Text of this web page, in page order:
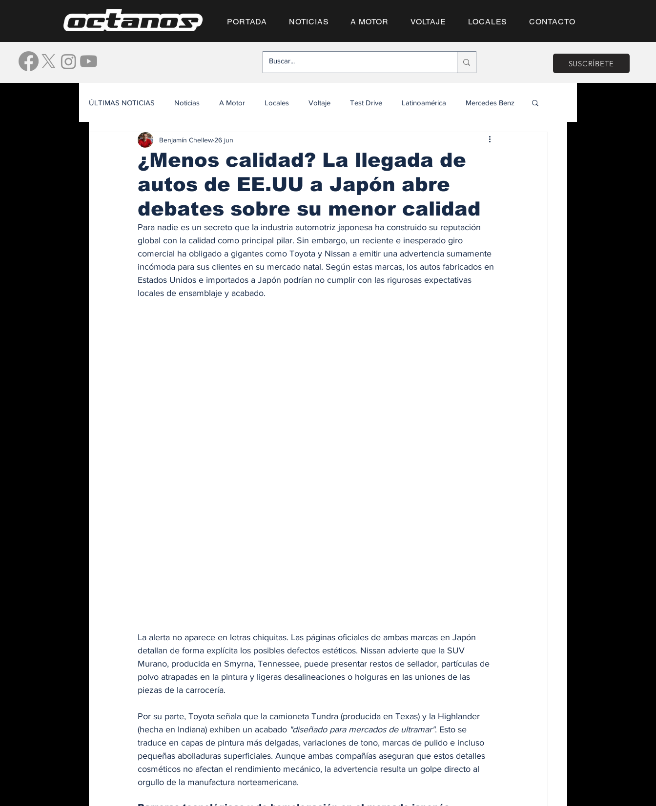
PORTADA NOTICIAS A MOTOR VOLTAJE LOCALES CONTACTO
SUSCRÍBETE
ÚLTIMAS NOTICIAS Noticias A Motor Locales Voltaje Test Drive Latinoamérica Mercedes Benz
¿Menos calidad? La llegada de
autos de EE.UU a Japón abre
debates sobre su menor calidad
Benjamín Chellew 26 jun
Para nadie es un secreto que la industria automotriz japonesa ha construido su reputación
global con la calidad como principal pilar. Sin embargo, un reciente e inesperado giro
comercial ha obligado a gigantes como Toyota y Nissan a emitir una advertencia sumamente
incómoda para sus clientes en su mercado natal. Según estas marcas, los autos fabricados en
Estados Unidos e importados a Japón podrían no cumplir con las rigurosas expectativas
locales de ensamblaje y acabado.
La alerta no aparece en letras chiquitas. Las páginas oficiales de ambas marcas en Japón
detallan de forma explícita los posibles defectos estéticos. Nissan advierte que la SUV
Murano, producida en Smyrna, Tennessee, puede presentar restos de sellador, partículas de
polvo atrapadas en la pintura y ligeras desalineaciones o holguras en las uniones de las
piezas de la carrocería.
Por su parte, Toyota señala que la camioneta Tundra (producida en Texas) y la Highlander
(hecha en Indiana) exhiben un acabado "diseñado para mercados de ultramar". Esto se
traduce en capas de pintura más delgadas, variaciones de tono, marcas de pulido e incluso
pequeñas abolladuras superficiales. Aunque ambas compañías aseguran que estos detalles
cosméticos no afectan el rendimiento mecánico, la advertencia resulta un golpe directo al
orgullo de la manufactura norteamericana.